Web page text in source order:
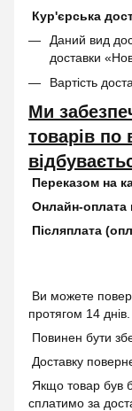
Кур'єрська
Даний вид
доставки
Вартість
Ми
товарів по
Переказом на
Онлайн-оплата
Післяплата
Ви можете
протягом 14 днів.
Повинен бути
Доставку
Якщо товар був
сплатимо за